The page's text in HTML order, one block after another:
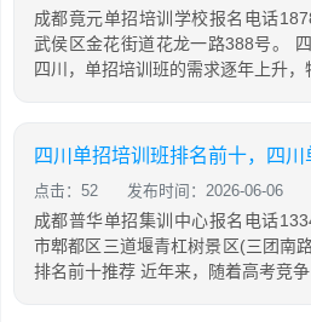
成都竟元单招培训学校报名电话
武侯区金花街道花龙一路388号。
四川，单招培训班的需求逐年上升，
点击：52 发布时间：2026-06-06
成都普华单招集训中心报名电话
市郫都区三道堰青杠树景区(三团南
排名前十推荐 近年来，随着高考竞争